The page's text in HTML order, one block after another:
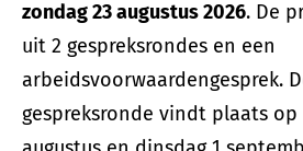
zondag 23 augustus 2026. De
uit 2 gespreksrondes en een
arbeidsvoorwaardengesprek.
gespreksronde vindt plaats op